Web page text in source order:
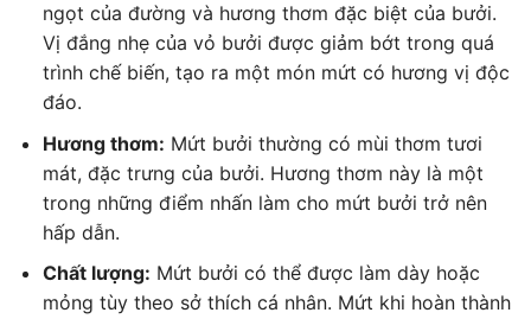
ngọt của đường và hương thơm đặc biệt của bưởi.
Vị đắng nhẹ của vỏ bưởi được giảm bớt trong quá
trình chế biến, tạo ra một món mứt có hương vị độc
đáo.
Hương thơm: Mứt bưởi thường có mùi thơm tươi
mát, đặc trưng của bưởi. Hương thơm này là một
trong những điểm nhấn làm cho mứt bưởi trở nên
hấp dẫn.
Chất lượng: Mứt bưởi có thể được làm dày hoặc
mỏng tùy theo sở thích cá nhân. Mứt khi hoàn thành